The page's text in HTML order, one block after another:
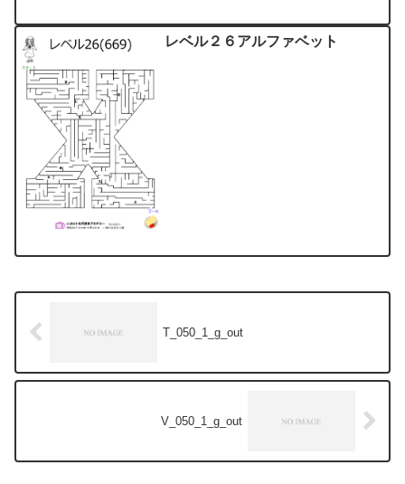
レベル２６アルファベット
T_050_1_g_out
V_050_1_g_out